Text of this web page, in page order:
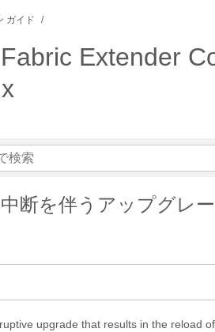
ガイド
Extender
断を伴うアップグレ
upgrade that results in the reload